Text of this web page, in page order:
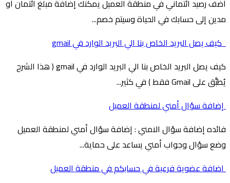
أضف رصيد ائتماني في منطقة العميل يمكنك إضافة مبلغ ائتمان أو
مدين إلى حسابك في الحياة وسيتم خصم...
كيف يصل البريد الخاص بنا الي البريد الوارد في gmail
كيف يصل البريد الخاص بنا الي البريد الوارد في gmail ( هذا الشرح
يُطبَّق على Gmail فقط ) في كثير...
إضافة سؤال أمني لمنطقة العميل
فائده إضافة سؤال الامني : إضافة سؤال أمني لمنطقة العميل
وضع سؤال وجواب أمني يساعد على حماية...
اضافة عضوية فرعية في حسابكم في منطقة العميل